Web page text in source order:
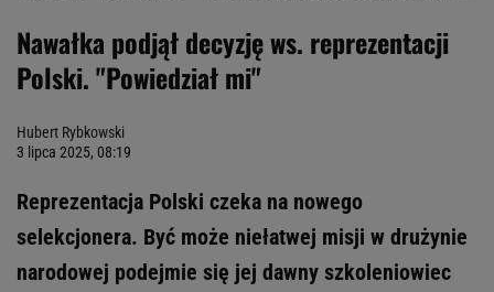
Nawałka podjął decyzję ws. reprezentacji
Polski. "Powiedział mi"
Hubert Rybkowski
3 lipca 2025, 08:19
Reprezentacja Polski czeka na nowego
selekcjonera. Być może niełatwej misji w drużynie
narodowej podejmie się jej dawny szkoleniowiec